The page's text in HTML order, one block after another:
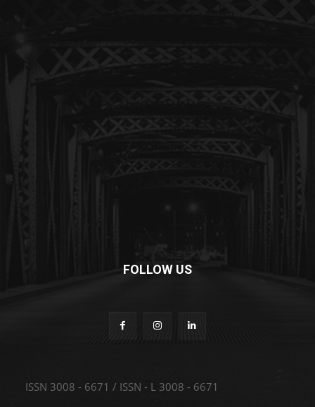
FOLLOW US
ISSN 3008 - 6671 / ISSN - L 3008 - 6671